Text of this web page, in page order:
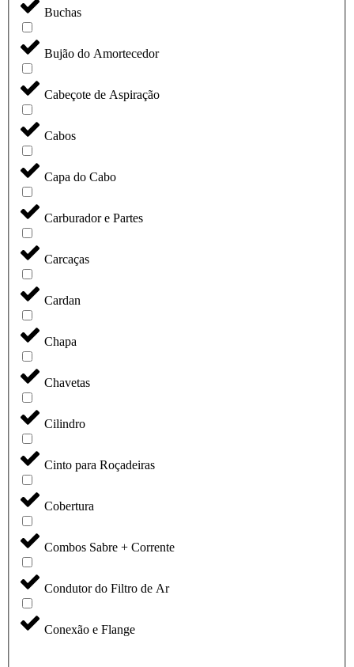
Buchas
Bujão do Amortecedor
Cabeçote de Aspiração
Cabos
Capa do Cabo
Carburador e Partes
Carcaças
Cardan
Chapa
Chavetas
Cilindro
Cinto para Roçadeiras
Cobertura
Combos Sabre + Corrente
Condutor do Filtro de Ar
Conexão e Flange